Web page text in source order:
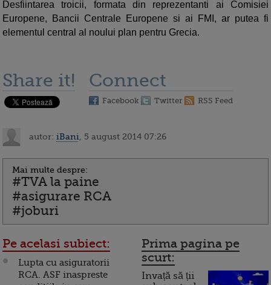
Desfiintarea troicii, formata din reprezentanti ai Comisiei
Europene, Bancii Centrale Europene si ai FMI, ar putea fi
elementul central al noului plan pentru Grecia.
Share it! Connect
Facebook Twitter RSS Feed
autor: iBani , 5 august 2014 07:26
Mai multe despre:
#TVA la paine
#asigurare RCA
#joburi
Pe acelasi subiect:
Lupta cu asiguratorii
RCA. ASF inaspreste
Prima pagina pe
scurt:
Invață să ții